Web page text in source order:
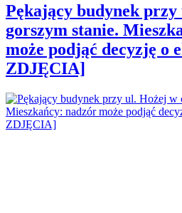
Pękający budynek
gorszym stanie.
może podjąć decyzję o
ZDJĘCIA]